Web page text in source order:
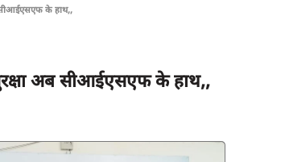
सीआईएसएफ के हाथ,,
अब सीआईएसएफ के हाथ,,